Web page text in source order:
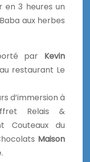
en 3 heures un
aux herbes
par Kevin
restaurant Le
d’immersion à
Relais &
Couteaux du
Maison